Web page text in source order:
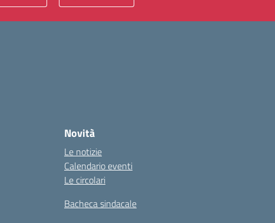
Novità
Le notizie
Calendario eventi
Le circolari
Bacheca sindacale